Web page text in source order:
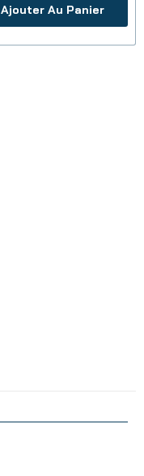
Ajouter Au Panier